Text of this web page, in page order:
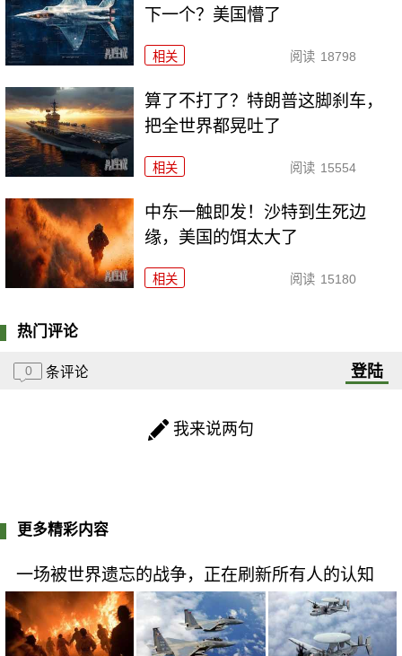
下一个？美国懵了
相关 阅读 18798
算了不打了？特朗普这脚刹车，
把全世界都晃吐了
相关 阅读 15554
中东一触即发！沙特到生死边
缘，美国的饵太大了
相关 阅读 15180
热门评论
0 条评论 登陆
我来说两句
更多精彩内容
一场被世界遗忘的战争，正在刷新所有人的认知